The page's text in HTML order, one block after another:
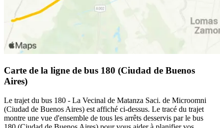
Carte de la ligne de bus 180 (Ciudad de Buenos
Aires)
Le trajet du bus 180 - La Vecinal de Matanza Saci. de Microomni
(Ciudad de Buenos Aires) est affiché ci-dessus. Le tracé du trajet
montre une vue d'ensemble de tous les arrêts desservis par le bus